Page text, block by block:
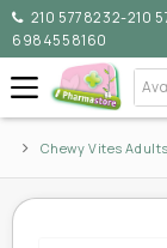
210 5778232-210
6984558160
Chewy Vites